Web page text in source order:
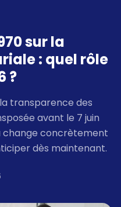
sur la
: quel rôle
?
transparence des
avant le 7 juin
change concrètement
dès maintenant.